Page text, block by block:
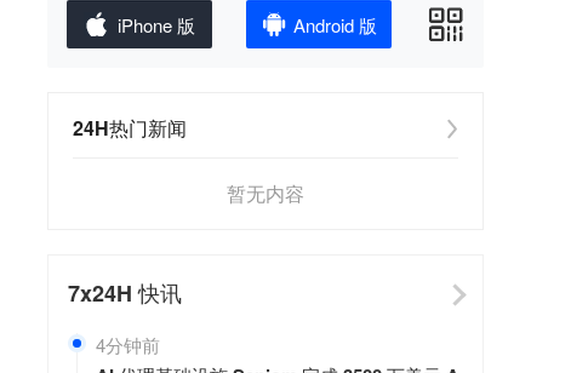
iPhone 版 Android 版
24H热门新闻
暂无内容
7x24H快讯
4分钟前